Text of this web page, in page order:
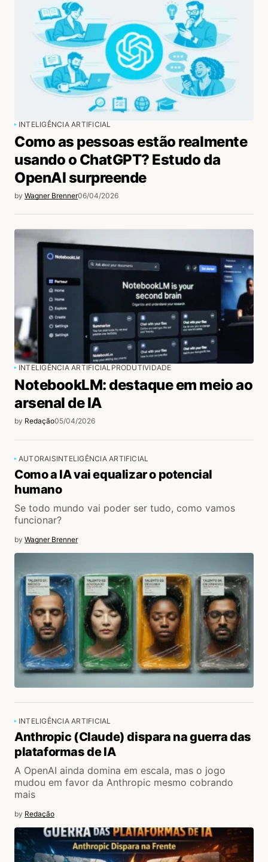
INTELIGÊNCIA ARTIFICIAL
Como as pessoas estão realmente
usando o ChatGPT? Estudo da
OpenAI surpreende
by Wagner Brenner06/04/2026
INTELIGÊNCIA ARTIFICIALPRODUTIVIDADE
NotebookLM: destaque em meio ao
arsenal de IA
by Redação05/04/2026
AUTORAISINTELIGÊNCIA ARTIFICIAL
Como a IA vai equalizar o potencial
humano
Se todo mundo vai poder ser tudo, como vamos
funcionar?
by Wagner Brenner
INTELIGÊNCIA ARTIFICIAL
Anthropic (Claude) dispara na guerra das
plataformas de IA
A OpenAI ainda domina em escala, mas o jogo
mudou em favor da Anthropic mesmo cobrando
mais
by Redação